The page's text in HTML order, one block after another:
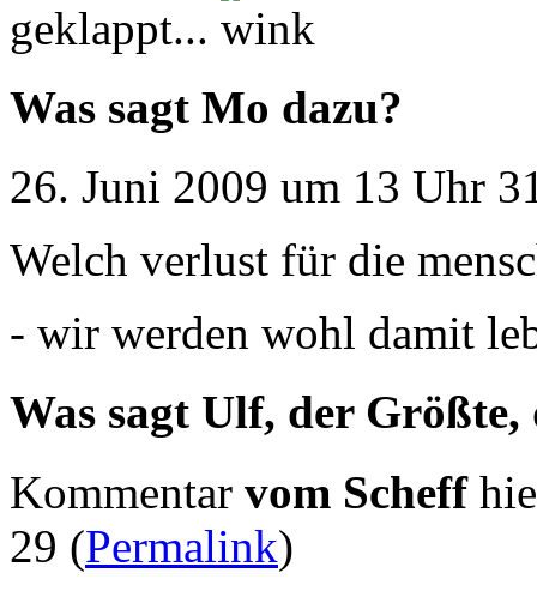
geklappt...
Was sagt Mo dazu?
26. Juni 2009 um 13 Uhr
Welch verlust für die
- wir werden wohl damit
Was sagt Ulf, der Größte,
Kommentar vom Scheff
29 (Permalink)